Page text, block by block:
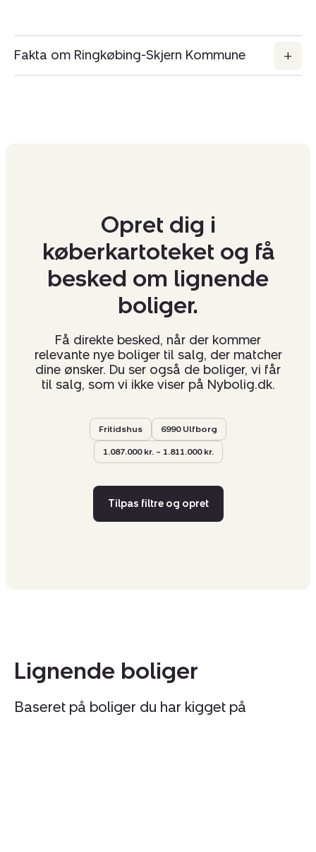
Fakta om Ringkøbing-Skjern Kommune
Opret dig i
køberkartoteket og få
besked om lignende
boliger.
Få direkte besked, når der kommer
relevante nye boliger til salg, der matcher
dine ønsker. Du ser også de boliger, vi får
til salg, som vi ikke viser på Nybolig.dk.
Fritidshus 6990 Ulfborg
1.087.000 kr. – 1.811.000 kr.
Tilpas filtre og opret
Lignende boliger
Baseret på boliger du har kigget på